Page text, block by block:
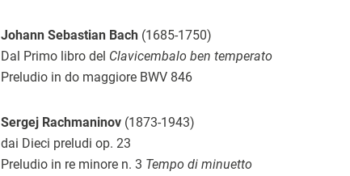
Johann Sebastian Bach (1685-1750)
Dal Primo libro del Clavicembalo ben temperato
Preludio in do maggiore BWV 846
Sergej Rachmaninov (1873-1943)
dai Dieci preludi op. 23
Preludio in re minore n. 3 Tempo di minuetto